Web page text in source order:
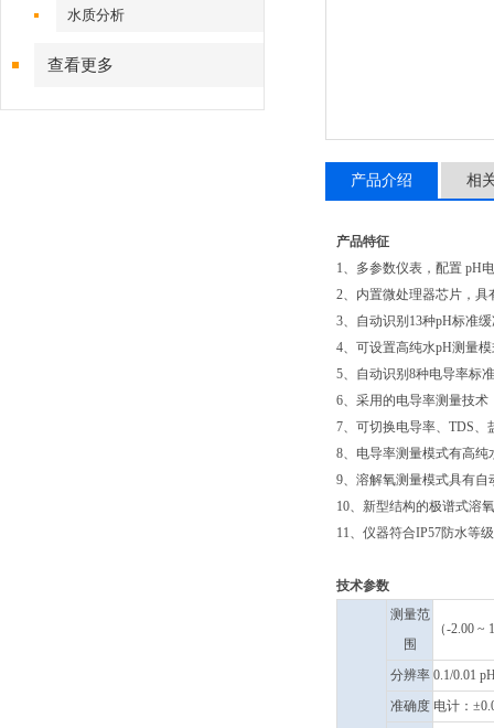
水质分析
查看更多
产品介绍 相
产品特征
1、多参数仪表，配置 pH
2、内置微处理器芯片，
3、自动识别13种pH标准
4、可设置高纯水pH测量
5、自动识别8种电导率标
6、采用的电导率测量技术
7、可切换电导率、TDS
8、电导率测量模式有高
9、溶解氧测量模式具有
10、新型结构的极谱式溶
11、仪器符合IP57防水等
技术参数
测量范
围
（-2.00 ~
分辨率 0.1/0.01
准确度 电计：